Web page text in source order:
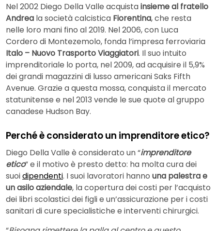
Nel 2002 Diego Della Valle acquistainsieme al fratello
Andrea la società calcistica Fiorentina, che resta
nelle loro mani fino al 2019. Nel 2006, con Luca
Cordero di Montezemolo, fonda l’impresa ferroviaria
Italo – Nuovo Trasporto Viaggiatori. Il suo intuito
imprenditoriale lo porta, nel 2009, ad acquisire il 5,9%
dei grandi magazzini di lusso americani Saks Fifth
Avenue. Grazie a questa mossa, conquista il mercato
statunitense e nel 2013 vende le sue quote al gruppo
canadese Hudson Bay.
Perché è considerato un imprenditore etico?
Diego Della Valle è considerato un “imprenditore
etico” e il motivo è presto detto: ha molta cura dei
suoidipendenti. I suoi lavoratori hanno una palestra e
un asilo aziendale, la copertura dei costi per l’acquisto
dei libri scolastici dei figli e un’assicurazione per i costi
sanitari di cure specialistiche e interventi chirurgici.